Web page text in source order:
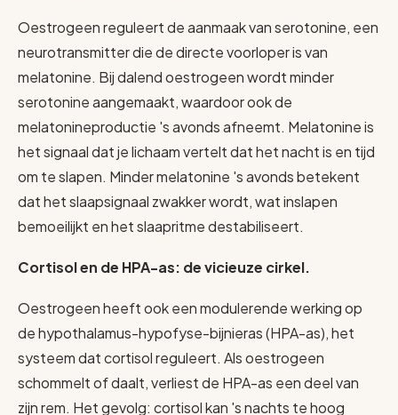
Oestrogeen reguleert de aanmaak van serotonine, een
neurotransmitter die de directe voorloper is van
melatonine. Bij dalend oestrogeen wordt minder
serotonine aangemaakt, waardoor ook de
melatonineproductie 's avonds afneemt. Melatonine is
het signaal dat je lichaam vertelt dat het nacht is en tijd
om te slapen. Minder melatonine 's avonds betekent
dat het slaapsignaal zwakker wordt, wat inslapen
bemoeilijkt en het slaapritme destabiliseert.
Cortisol en de HPA-as: de vicieuze cirkel.
Oestrogeen heeft ook een modulerende werking op
de hypothalamus-hypofyse-bijnieras (HPA-as), het
systeem dat cortisol reguleert. Als oestrogeen
schommelt of daalt, verliest de HPA-as een deel van
zijn rem. Het gevolg: cortisol kan 's nachts te hoog